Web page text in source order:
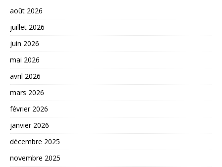
août 2026
juillet 2026
juin 2026
mai 2026
avril 2026
mars 2026
février 2026
janvier 2026
décembre 2025
novembre 2025